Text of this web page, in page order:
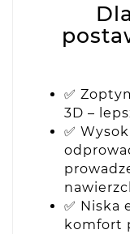
✅
3D –
✅
✅ Niska
komfort